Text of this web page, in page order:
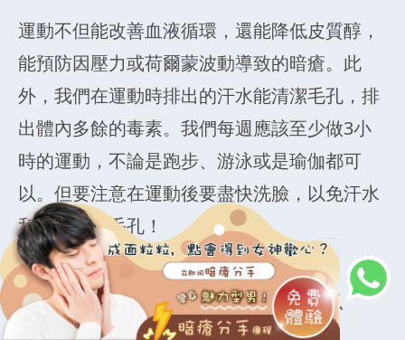
運動不但能改善血液循環，還能降低皮質醇，
能預防因壓力或荷爾蒙波動導致的暗瘡。此
外，我們在運動時排出的汗水能清潔毛孔，排
出體內多餘的毒素。我們每週應該至少做3小
時的運動，不論是跑步、游泳或是瑜伽都可
以。但要注意在運動後要盡快洗臉，以免汗水
和油脂堵塞毛孔！
預防暗瘡貼士 3. 維持良好的作息